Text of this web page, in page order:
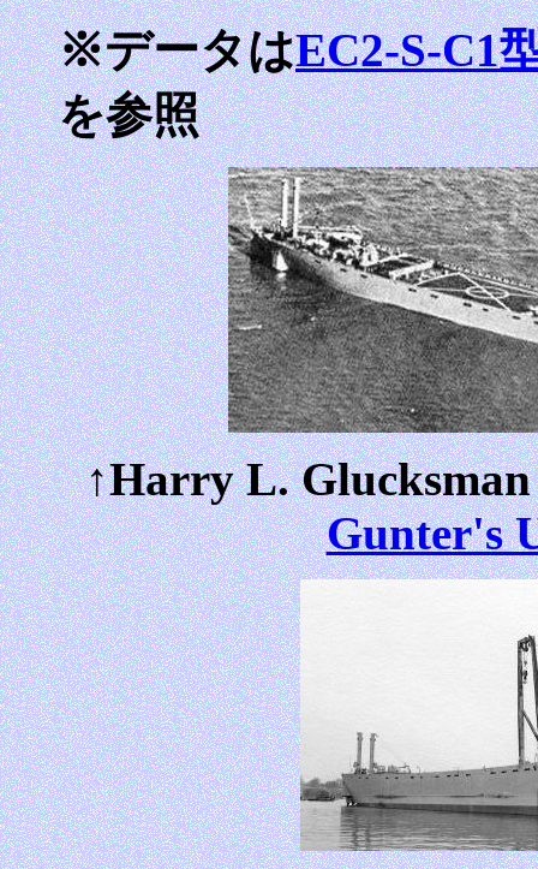
※データはEC2-S-C1
を参照
↑Harry L. Glucksman
Gunter's